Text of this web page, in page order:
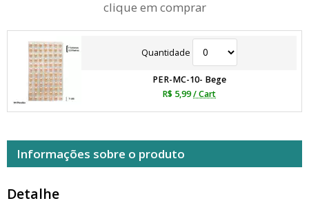
clique em comprar
Quantidade
PER-MC-10- Bege
R$ 5,99/ Cart
Informações sobre o produto
Detalhe